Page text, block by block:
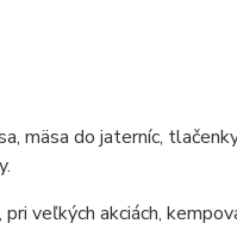
mäsa do jaterníc,
veľkých akciách,